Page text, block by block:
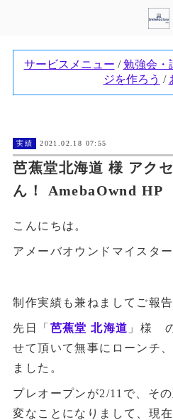
実績 2021.02.18 07:55
芭蕉堂北海道 様 アク
ん！ AmebaOwnd HP
こんにちは。
アメーバオウンドマイスタ
制作実績も兼ねましてご報告
先日「 芭蕉堂 北海道 」様
せて頂いて無事にローンチ
ました。
プレオープンが2/11で、そ
変なことになりまして、現